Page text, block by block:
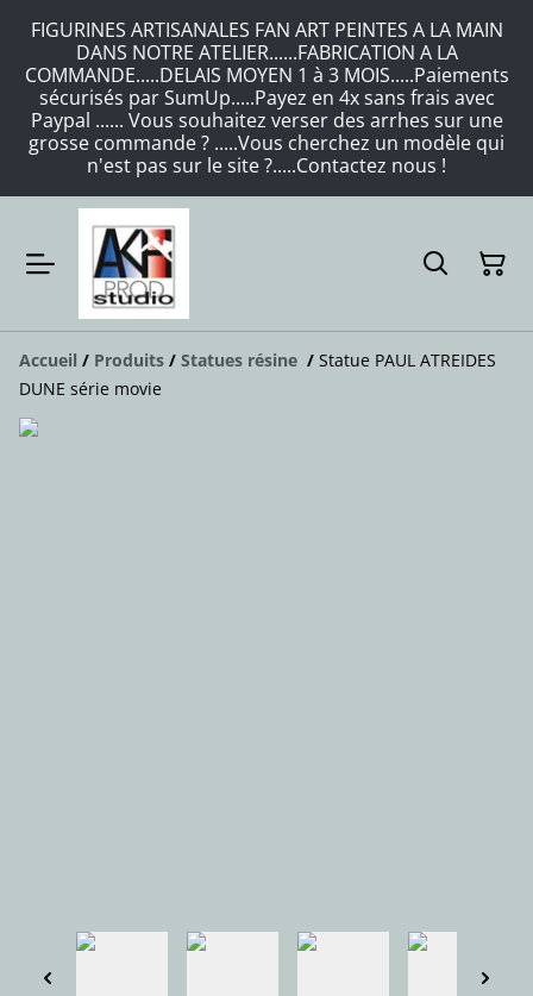
FIGURINES ARTISANALES FAN ART PEINTES A LA MAIN
DANS NOTRE ATELIER......FABRICATION A LA
COMMANDE.....DELAIS MOYEN 1 à 3 MOIS.....Paiements
sécurisés par SumUp.....Payez en 4x sans frais avec
Paypal ...... Vous souhaitez verser des arrhes sur une
grosse commande ? .....Vous cherchez un modèle qui
n'est pas sur le site ?.....Contactez nous !
Accueil / Produits / Statues résine / Statue PAUL ATREIDES
DUNE série movie